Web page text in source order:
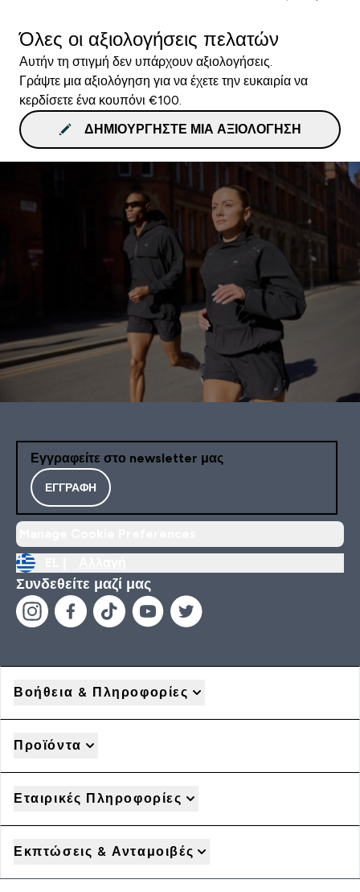
Όλες οι αξιολογήσεις πελατών
Αυτήν τη στιγμή δεν υπάρχουν αξιολογήσεις.
Γράψτε μια αξιολόγηση για να έχετε την ευκαιρία να
κερδίσετε ένα κουπόνι €100.
ΔΗΜΙΟΥΡΓΉΣΤΕ ΜΙΑ ΑΞΙΟΛΌΓΗΣΗ
Εγγραφείτε στο newsletter μας
ΕΓΓΡΑΦΉ
Συνδεθείτε μαζί μας
Βοήθεια & Πληροφορίες
Προϊόντα
Εταιρικές Πληροφορίες
Εκπτώσεις & Ανταμοιβές